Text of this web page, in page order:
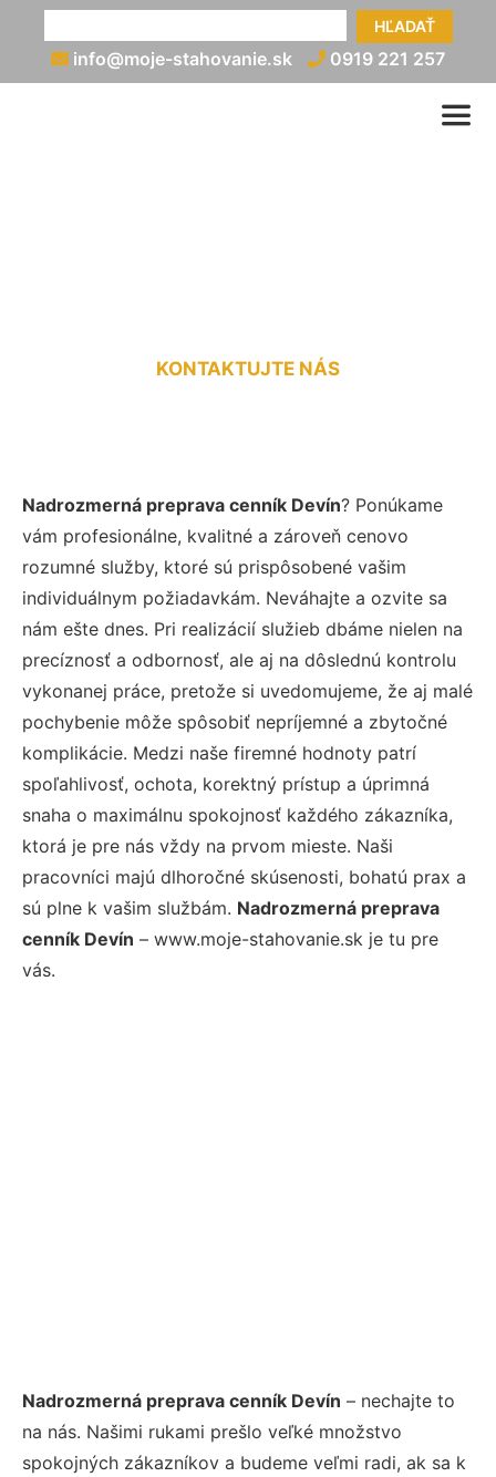
HĽADAŤ
info@moje-stahovanie.sk 0919 221 257
KONTAKTUJTE NÁS
Nadrozmerná preprava cenník Devín? Ponúkame
vám profesionálne, kvalitné a zároveň cenovo
rozumné služby, ktoré sú prispôsobené vašim
individuálnym požiadavkám. Neváhajte a ozvite sa
nám ešte dnes. Pri realizácií služieb dbáme nielen na
precíznosť a odbornosť, ale aj na dôslednú kontrolu
vykonanej práce, pretože si uvedomujeme, že aj malé
pochybenie môže spôsobiť nepríjemné a zbytočné
komplikácie. Medzi naše firemné hodnoty patrí
spoľahlivosť, ochota, korektný prístup a úprimná
snaha o maximálnu spokojnosť každého zákazníka,
ktorá je pre nás vždy na prvom mieste. Naši
pracovníci majú dlhoročné skúsenosti, bohatú prax a
sú plne k vašim službám. Nadrozmerná preprava
cenník Devín – www.moje-stahovanie.sk je tu pre
vás.
Nadrozmerná preprava cenník Devín – nechajte to
na nás. Našimi rukami prešlo veľké množstvo
spokojných zákazníkov a budeme veľmi radi, ak sa k